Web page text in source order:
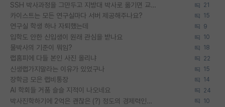
SSH 박사과정을 그만두고 지방대 박사로 옮기면 교수의 꿈은 끝일까요? 21
카이스트는 모든 연구실마다 서버 제공해주나요? 15
연구실 학생 하나 자퇴했는데 9
입학도 안한 신입생이 원래 관심을 받나요 10
물박사의 기준이 뭐임? 18
랩홈피에 다들 본인 사진 올리냐 22
신생랩가지말라는 이유가 있었구나 15
장학금 모은 랩비통장 14
AI 학회들 거품 슬슬 지적이 나오네요 24
박사진학하기에 2억은 괜찮은 (?) 정도의 경제력인가요 10